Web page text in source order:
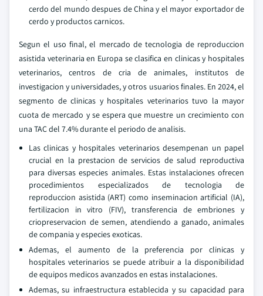
cerdo del mundo despues de China y el mayor exportador de
cerdo y productos carnicos.
Segun el uso final, el mercado de tecnologia de reproduccion
asistida veterinaria en Europa se clasifica en clinicas y hospitales
veterinarios, centros de cria de animales, institutos de
investigacion y universidades, y otros usuarios finales. En 2024, el
segmento de clinicas y hospitales veterinarios tuvo la mayor
cuota de mercado y se espera que muestre un crecimiento con
una TAC del 7.4% durante el periodo de analisis.
Las clinicas y hospitales veterinarios desempenan un papel
crucial en la prestacion de servicios de salud reproductiva
para diversas especies animales. Estas instalaciones ofrecen
procedimientos especializados de tecnologia de
reproduccion asistida (ART) como inseminacion artificial (IA),
fertilizacion in vitro (FIV), transferencia de embriones y
criopreservacion de semen, atendiendo a ganado, animales
de compania y especies exoticas.
Ademas, el aumento de la preferencia por clinicas y
hospitales veterinarios se puede atribuir a la disponibilidad
de equipos medicos avanzados en estas instalaciones.
Ademas, su infraestructura establecida y su capacidad para